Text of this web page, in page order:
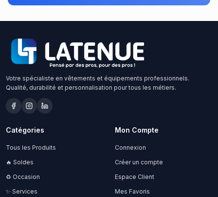
Votre spécialiste en vêtements et équipements professionnels.
Qualité, durabilité et personnalisation pour tous les métiers.
Catégories
Tous les Produits
🔥 Soldes
♻️ Occasion
✨ Services
Mon Compte
Connexion
Créer un compte
Espace Client
Mes Favoris